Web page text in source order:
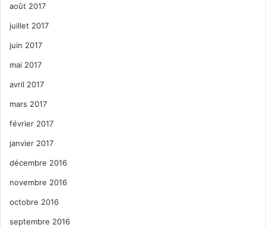
août 2017
juillet 2017
juin 2017
mai 2017
avril 2017
mars 2017
février 2017
janvier 2017
décembre 2016
novembre 2016
octobre 2016
septembre 2016